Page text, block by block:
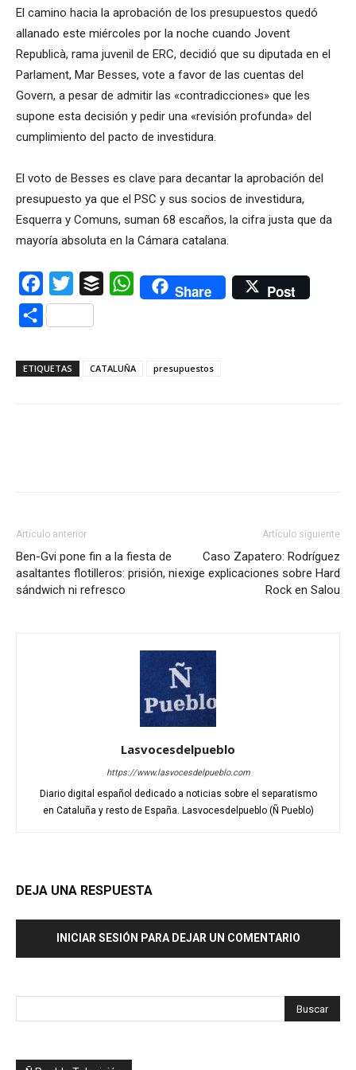
El camino hacia la aprobación de los presupuestos quedó
allanado este miércoles por la noche cuando Jovent
Republicà, rama juvenil de ERC, decidió que su diputada en el
Parlament, Mar Besses, vote a favor de las cuentas del
Govern, a pesar de admitir las «contradicciones» que les
supone esta decisión y pedir una «revisión profunda» del
cumplimiento del pacto de investidura.
El voto de Besses es clave para decantar la aprobación del
presupuesto ya que el PSC y sus socios de investidura,
Esquerra y Comuns, suman 68 escaños, la cifra justa que da
mayoría absoluta en la Cámara catalana.
Facebook
Twitter Buffer WhatsAppShare Post
Compartir
ETIQUETAS CATALUÑA presupuestos
Artículo anterior
Ben-Gvi pone fin a la fiesta de
asaltantes flotilleros: prisión, ni
sándwich ni refresco
Artículo siguiente
Caso Zapatero: Rodríguez
exige explicaciones sobre Hard
Rock en Salou
Lasvocesdelpueblo
https://www.lasvocesdelpueblo.com
Diario digital español dedicado a noticias sobre el separatismo
en Cataluña y resto de España. Lasvocesdelpueblo (Ñ Pueblo)
DEJA UNA RESPUESTA
INICIAR SESIÓN PARA DEJAR UN COMENTARIO